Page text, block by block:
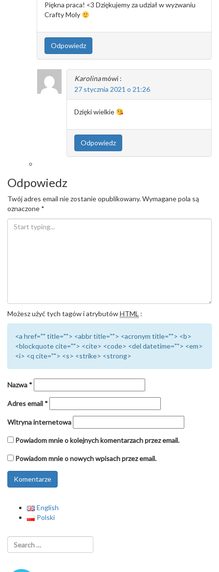
Piękna praca! <3 Dziękujemy za udział w wyzwaniu
Crafty Moly
Odpowiedz
Karolinamówi :
27 stycznia 2021 o 21:26
Dzięki wielkie
Odpowiedz
Odpowiedz
Twój adres email nie zostanie opublikowany.Wymagane pola są
oznaczone *
Możesz użyć tych tagów i atrybutówHTML :
<a href="" title=""> <abbr title=""> <acronym title=""> <b>
<blockquote cite=""> <cite> <code> <del datetime=""> <em>
<i> <q cite=""> <s> <strike> <strong>
Nazwa *
Adres email *
Witryna internetowa
Powiadom mnie o kolejnych komentarzach przez email.
Powiadom mnie o nowych wpisach przez email.
English
Polski